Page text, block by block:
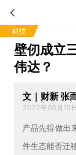
科技
壁仞成立
伟达？
文｜财新 张
2022年08月10
产品先得做出
件生态能否迁